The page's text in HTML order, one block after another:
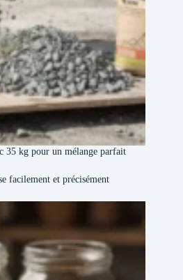
35 kg pour un mélange parfait
facilement et précisément